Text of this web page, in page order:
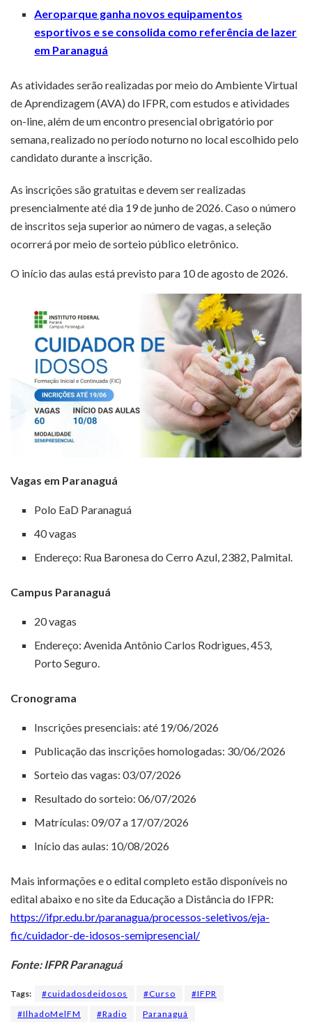
Aeroparque ganha novos equipamentos
esportivos e se consolida como referência de lazer
em Paranaguá
As atividades serão realizadas por meio do Ambiente Virtual
de Aprendizagem (AVA) do IFPR, com estudos e atividades
on-line, além de um encontro presencial obrigatório por
semana, realizado no período noturno no local escolhido pelo
candidato durante a inscrição.
As inscrições são gratuitas e devem ser realizadas
presencialmente até dia 19 de junho de 2026. Caso o número
de inscritos seja superior ao número de vagas, a seleção
ocorrerá por meio de sorteio público eletrônico.
O início das aulas está previsto para 10 de agosto de 2026.
Vagas em Paranaguá
Polo EaD Paranaguá
40 vagas
Endereço: Rua Baronesa do Cerro Azul, 2382, Palmital.
Campus Paranaguá
20 vagas
Endereço: Avenida Antônio Carlos Rodrigues, 453,
Porto Seguro.
Cronograma
Inscrições presenciais: até 19/06/2026
Publicação das inscrições homologadas: 30/06/2026
Sorteio das vagas: 03/07/2026
Resultado do sorteio: 06/07/2026
Matrículas: 09/07 a 17/07/2026
Início das aulas: 10/08/2026
Mais informações e o edital completo estão disponíveis no
edital abaixo e no site da Educação a Distância do IFPR:
https://ifpr.edu.br/paranagua/processos-seletivos/eja-
fic/cuidador-de-idosos-semipresencial/
Fonte: IFPR Paranaguá
Tags: #cuidadosdeidosos #Curso
#IFPR
#IlhadoMelFM
#Radio Paranaguá